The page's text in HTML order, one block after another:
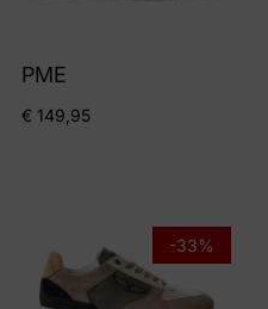
PME
€ 149,95
-33%